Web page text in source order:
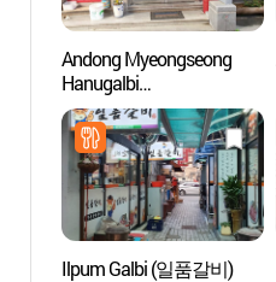
Andong Myeongseong
Hanugalbi
(안동명성한우갈비)
Ilpum Galbi (일품갈비)